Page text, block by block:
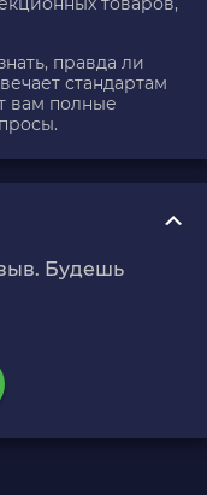
правда ли
стандартам
вам полные
Будешь